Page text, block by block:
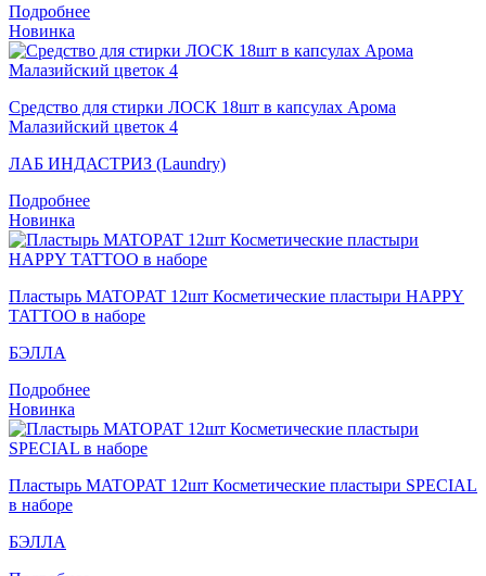
Подробнее
Новинка
Средство для стирки ЛОСК 18шт в капсулах Арома
Малазийский цветок 4
ЛАБ ИНДАСТРИЗ (Laundry)
Подробнее
Новинка
Пластырь MATOPAT 12шт Косметические пластыри HAPPY
TATTOO в наборе
БЭЛЛА
Подробнее
Новинка
Пластырь MATOPAT 12шт Косметические пластыри SPECIAL
в наборе
БЭЛЛА